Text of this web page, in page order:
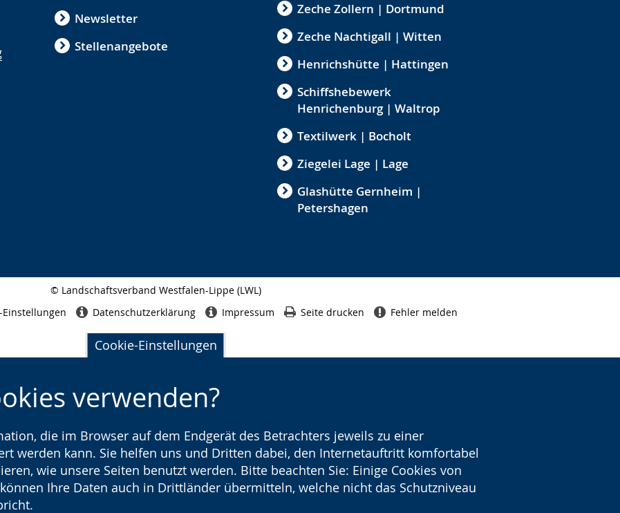
Cookie-Einstellungen
verwenden?
die im Browser auf dem Endgerät des Betrachters jeweils zu einer
werden kann. Sie helfen uns und Dritten dabei, den Internetauftritt komfortabel
wie unsere Seiten benutzt werden. Bitte beachten Sie: Einige Cookies von
Ihre Daten auch in Drittländer übermitteln, welche nicht das Schutzniveau
Newsletter
Stellenangebote
Zeche Zollern | Dortmund
Zeche Nachtigall | Witten
Henrichshütte | Hattingen
Schiffshebewerk
Henrichenburg | Waltrop
Textilwerk | Bocholt
Ziegelei Lage | Lage
Glashütte Gernheim |
Petershagen
© Landschaftsverband Westfalen-Lippe (LWL)
Einstellungen Datenschutzerklärung Impressum Seite drucken Fehler melden